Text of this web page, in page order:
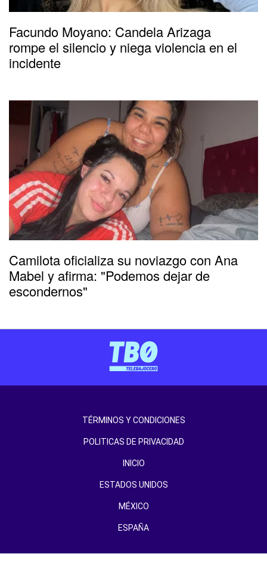
Facundo Moyano: Candela Arizaga
rompe el silencio y niega violencia en el
incidente
Camilota oficializa su noviazgo con Ana
Mabel y afirma: "Podemos dejar de
escondernos"
TÉRMINOS Y CONDICIONES
POLITICAS DE PRIVACIDAD
INICIO
ESTADOS UNIDOS
MÉXICO
ESPAÑA